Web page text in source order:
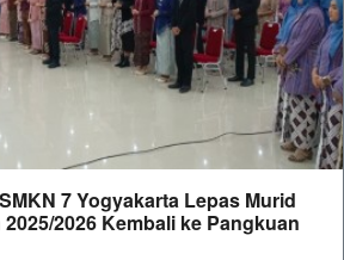
7 Yogyakarta Lepas Murid
2026 Kembali ke Pangkuan